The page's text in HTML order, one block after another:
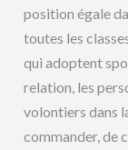
position égale
toutes les
qui adoptent
relation, les
volontiers dans
commander, de